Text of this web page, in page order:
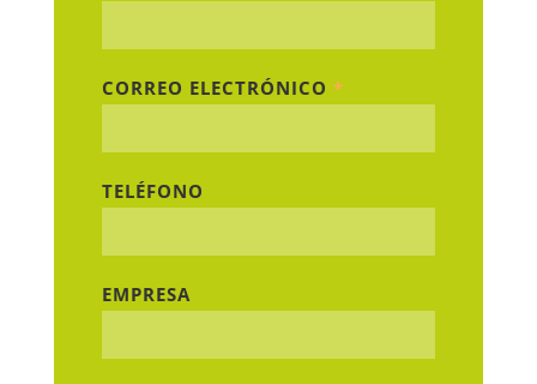
CORREO ELECTRÓNICO *
TELÉFONO
EMPRESA